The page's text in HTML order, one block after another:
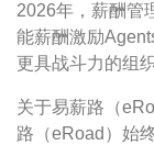
2026年，薪酬管
能薪酬激励
更具战斗力的组
关于易薪路（
路（eRoad）始